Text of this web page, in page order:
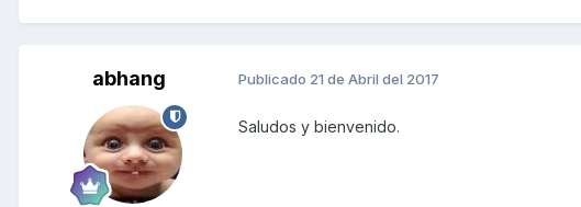
abhang Publicado 21 de Abril del 2017
Saludos y bienvenido.